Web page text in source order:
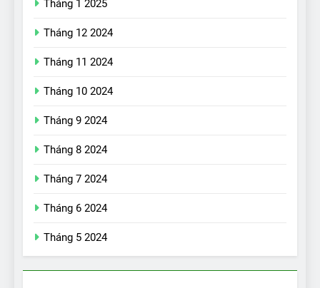
Tháng 1 2025
Tháng 12 2024
Tháng 11 2024
Tháng 10 2024
Tháng 9 2024
Tháng 8 2024
Tháng 7 2024
Tháng 6 2024
Tháng 5 2024
chỉ có trên VinFast VF8